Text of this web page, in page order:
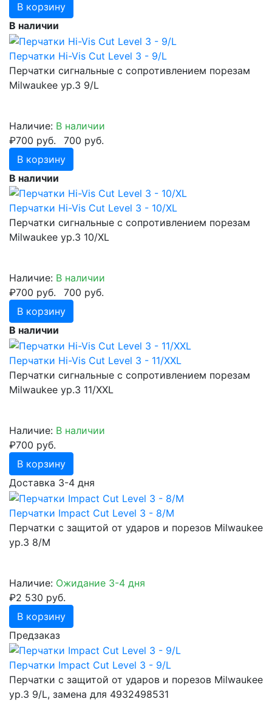
В корзину
В наличии
Перчатки Hi-Vis Cut Level 3 - 9/L
Перчатки сигнальные с сопротивлением порезам
Milwaukee ур.3 9/L
Наличие: В наличии
₽700 руб.
700 руб.
В корзину
В наличии
Перчатки Hi-Vis Cut Level 3 - 10/XL
Перчатки сигнальные с сопротивлением порезам
Milwaukee ур.3 10/XL
Наличие: В наличии
₽700 руб.
700 руб.
В корзину
В наличии
Перчатки Hi-Vis Cut Level 3 - 11/XXL
Перчатки сигнальные с сопротивлением порезам
Milwaukee ур.3 11/XXL
Наличие: В наличии
₽700 руб.
В корзину
Доставка 3-4 дня
Перчатки Impact Cut Level 3 - 8/M
Перчатки с защитой от ударов и порезов Milwaukee
ур.3 8/М
Наличие: Ожидание 3-4 дня
₽2 530 руб.
В корзину
Предзаказ
Перчатки Impact Cut Level 3 - 9/L
Перчатки с защитой от ударов и порезов Milwaukee
ур.3 9/L, замена для 4932498531